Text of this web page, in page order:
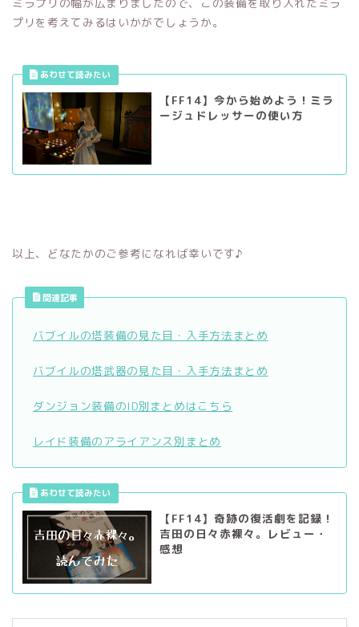
プリを考えてみるはいかがでしょうか。
【FF14】今から始めよう！ミラ
ージュドレッサーの使い方
以上、どなたかのご参考になれば幸いです♪
関連記事
バブイルの塔装備の見た目・入手方法まとめ
バブイルの塔武器の見た目・入手方法まとめ
ダンジョン装備のID別まとめはこちら
レイド装備のアライアンス別まとめ
【FF14】奇跡の復活劇を記録！
吉田の日々赤裸々。レビュー・
感想